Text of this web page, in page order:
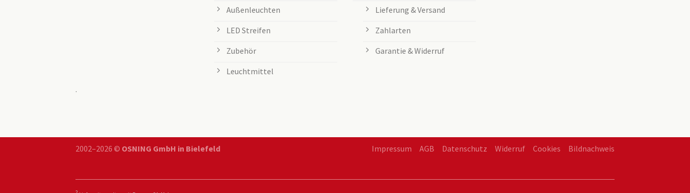
Außenleuchten
LED Streifen
Zubehör
Leuchtmittel
Lieferung & Versand
Zahlarten
Garantie & Widerruf
.
2002–2026 © OSNING GmbH in Bielefeld Impressum AGB Datenschutz Widerruf Cookies Bildnachweis